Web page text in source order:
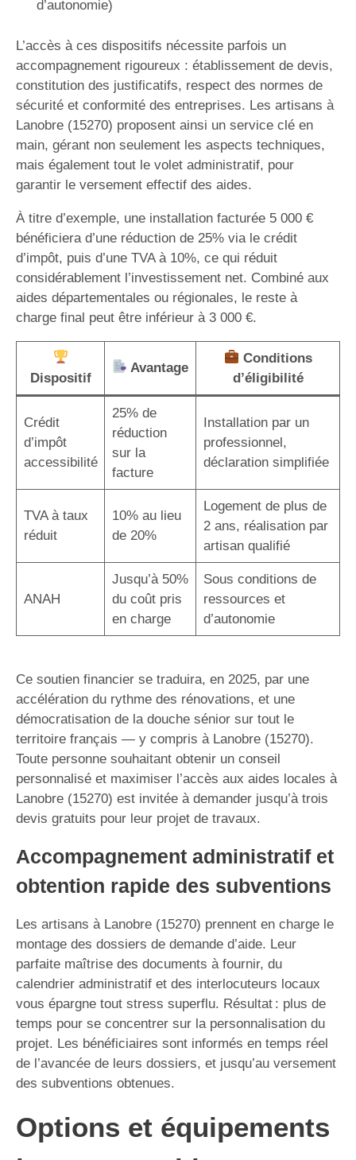
d’autonomie)
L’accès à ces dispositifs nécessite parfois un
accompagnement rigoureux : établissement de devis,
constitution des justificatifs, respect des normes de
sécurité et conformité des entreprises. Les artisans à
Lanobre (15270) proposent ainsi un service clé en
main, gérant non seulement les aspects techniques,
mais également tout le volet administratif, pour
garantir le versement effectif des aides.
À titre d’exemple, une installation facturée 5 000 €
bénéficiera d’une réduction de 25% via le crédit
d’impôt, puis d’une TVA à 10%, ce qui réduit
considérablement l’investissement net. Combiné aux
aides départementales ou régionales, le reste à
charge final peut être inférieur à 3 000 €.
Dispositif
Avantage
Conditions
d’éligibilité
Crédit
d’impôt
accessibilité
25% de
réduction
sur la
facture
Installation par un
professionnel,
déclaration simplifiée
TVA à taux
réduit
10% au lieu
de 20%
Logement de plus de
2 ans, réalisation par
artisan qualifié
ANAH
Jusqu’à 50%
du coût pris
en charge
Sous conditions de
ressources et
d’autonomie
Ce soutien financier se traduira, en 2025, par une
accélération du rythme des rénovations, et une
démocratisation de la douche sénior sur tout le
territoire français — y compris à Lanobre (15270).
Toute personne souhaitant obtenir un conseil
personnalisé et maximiser l’accès aux aides locales à
Lanobre (15270) est invitée à demander jusqu’à trois
devis gratuits pour leur projet de travaux.
Accompagnement administratif et
obtention rapide des subventions
Les artisans à Lanobre (15270) prennent en charge le
montage des dossiers de demande d’aide. Leur
parfaite maîtrise des documents à fournir, du
calendrier administratif et des interlocuteurs locaux
vous épargne tout stress superflu. Résultat : plus de
temps pour se concentrer sur la personnalisation du
projet. Les bénéficiaires sont informés en temps réel
de l’avancée de leurs dossiers, et jusqu’au versement
des subventions obtenues.
Options et équipements